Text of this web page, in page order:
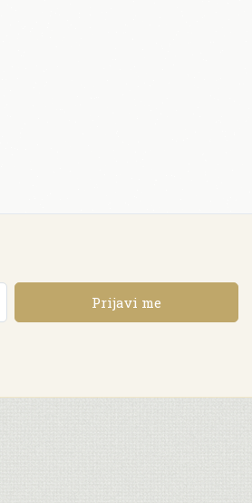
Prijavi me